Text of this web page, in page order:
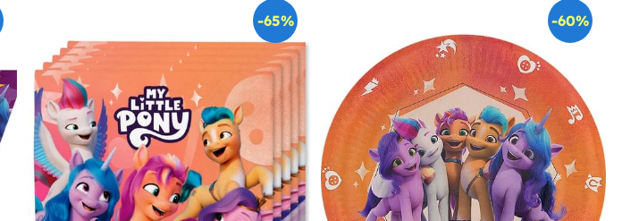
-65% -60%